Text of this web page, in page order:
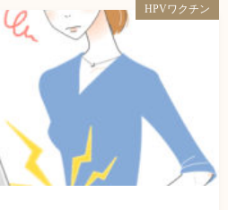
HPVワクチン